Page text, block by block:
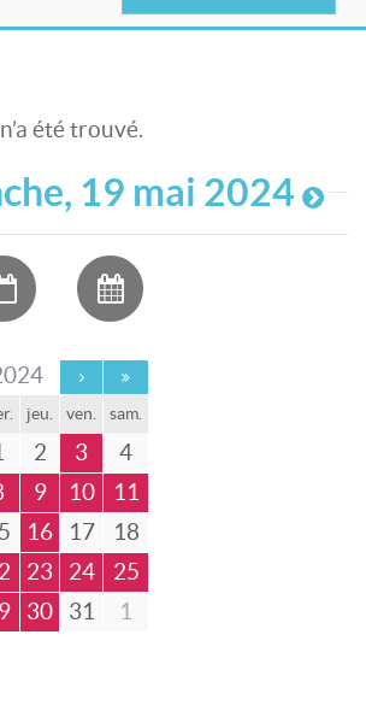
été trouvé.
19 mai 2024
jeu. ven. sam.
2 3
4
9 10
11
16 17
18
23 24
25
30 31 1